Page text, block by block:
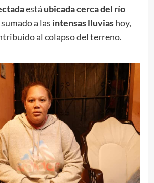
está ubicada cerca del río
a las intensas lluviashoy,
al colapso del terreno.